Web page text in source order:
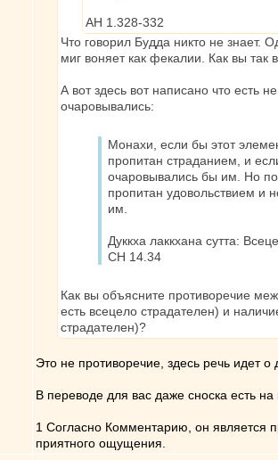
АН 1.328-332
Что говорил Будда никто не знает.
миг воняет как фекалии. Как вы так
А вот здесь вот написано что есть
очаровывались:
Монахи, если бы этот
пропитан страданием, и
очаровывались бы им. Но
пропитан удовольствием и
им.
Дуккха лаккхана сутта:
СН 14.34
Как вы объясните противоречие
есть всецело страдателен) и
страдателен)?
Это не противоречие, здесь речь идет о
В переводе для вас даже сноска есть
1 Согласно Комментарию, он является
приятного ощущения.